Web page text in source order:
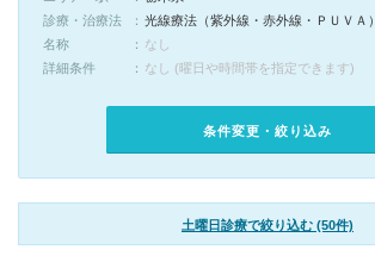
診療・治療法
光線療法（紫外線・赤外線・ＰＵＶＡ）
名称
なし
詳細条件
なし (曜日や時間帯を指定できます)
条件変更・絞り込み
土曜日診療で絞り込む (50件)